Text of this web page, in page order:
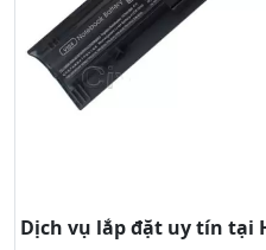
Dịch vụ lắp đặt uy tín tại